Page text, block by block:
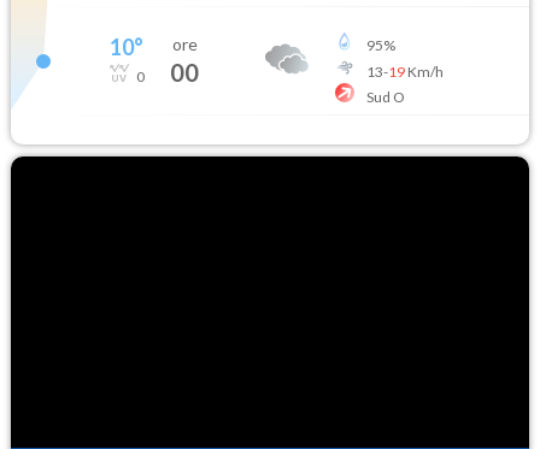
10°
0
ore
00
95%
13-19Km/h
Sud O